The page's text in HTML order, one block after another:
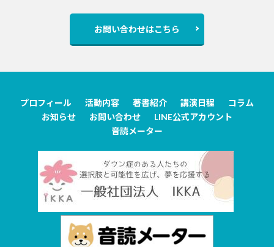
お問い合わせはこちら
プロフィール 活動内容 著書紹介 講演日程
コラム
お知らせ
お問い合わせ
LINE公式アカウント
音読メーター